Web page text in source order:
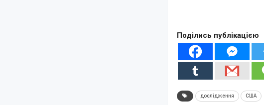
Поділись публікацією
дослідження США